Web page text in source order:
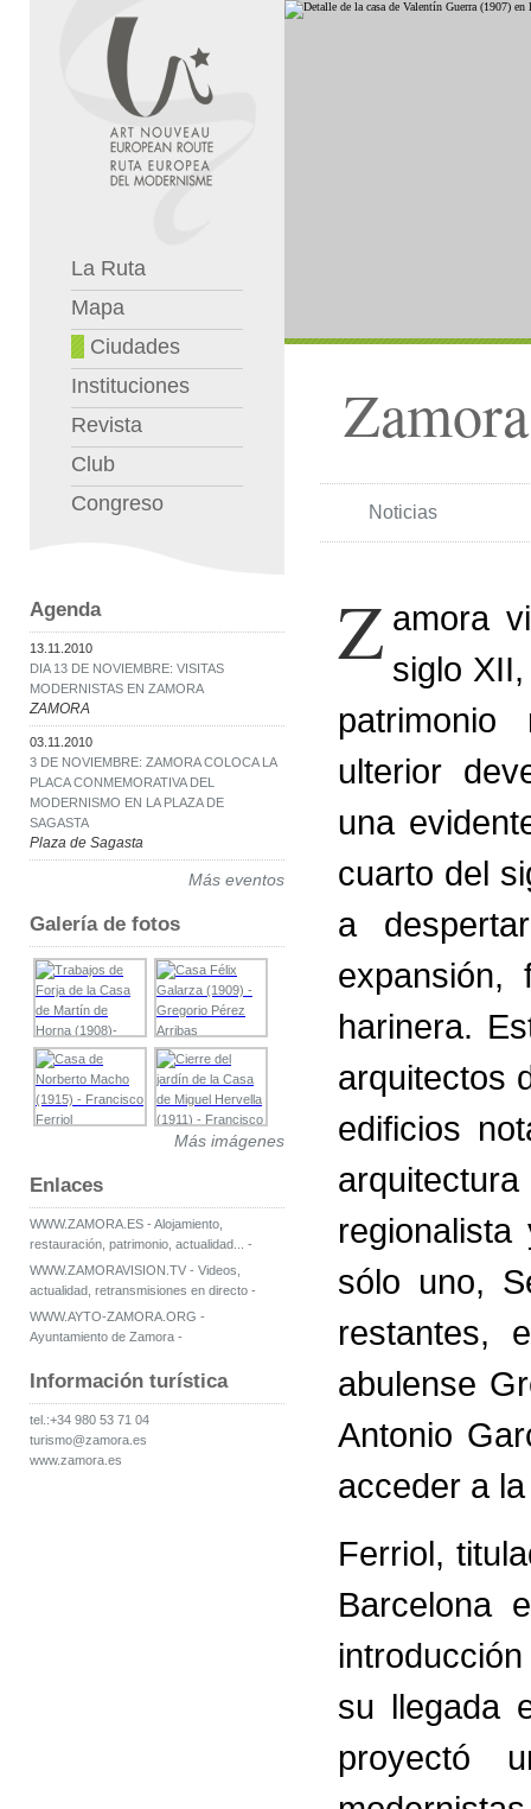
La Ruta
Mapa
Ciudades
Instituciones
Revista
Club
Congreso
Agenda
13.11.2010
DIA 13 DE NOVIEMBRE: VISITAS
MODERNISTAS EN ZAMORA
ZAMORA
03.11.2010
3 DE NOVIEMBRE: ZAMORA COLOCA LA
PLACA CONMEMORATIVA DEL
MODERNISMO EN LA PLAZA DE
SAGASTA
Plaza de Sagasta
Más eventos
Galería de fotos
Más imágenes
Enlaces
WWW.ZAMORA.ES - Alojamiento,
restauración, patrimonio, actualidad... -
WWW.ZAMORAVISION.TV - Videos,
actualidad, retransmisiones en directo -
WWW.AYTO-ZAMORA.ORG -
Ayuntamiento de Zamora -
Información turística
tel.:+34 980 53 71 04
turismo@zamora.es
www.zamora.es
Zamora
Noticias
Z amora
siglo
patrimonio
ulterior
una
cuarto del
a
expansión,
harinera.
arquitectos
edificios
sólo uno,
restantes,
abulense
Antonio
acceder a
Ferriol,
Barcelona
su llegada
proyectó